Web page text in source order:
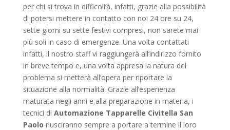
per chi si trova in difficoltà, infatti, grazie alla possibilità
di potersi mettere in contatto con noi 24 ore su 24,
sette giorni su sette festivi compresi, non sarete mai
più soli in caso di emergenze. Una volta contattati
infatti, il nostro staff vi raggiungerà all’indirizzo fornito
in breve tempo e, una volta appresa la natura del
problema si metterà all’opera per riportare la
situazione alla normalità. Grazie all’esperienza
maturata negli anni e alla preparazione in materia, i
tecnici di Automazione Tapparelle Civitella San
Paolo riusciranno sempre a portare a termine il loro